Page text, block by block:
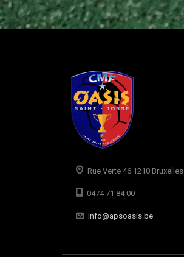
Rue Verte 46 1210 Bruxelles
0474 71 84 00
info@apsoasis.be